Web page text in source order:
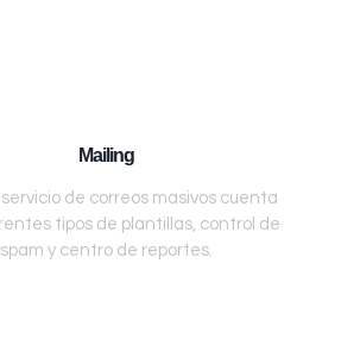
Mailing
de correos masivos cuenta
tipos de plantillas, control de
spam y centro de reportes.